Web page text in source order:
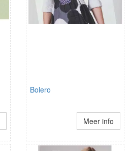
Bolero
Meer info